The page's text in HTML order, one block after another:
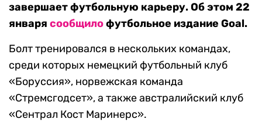
завершает футбольную карьеру. Об этом 22
января сообщилофутбольное издание Goal.
Болт тренировался в нескольких командах,
среди которых немецкий футбольный клуб
«Боруссия», норвежская команда
«Стремсгодсет», а также австралийский клуб
«Сентрал Кост Маринерс».